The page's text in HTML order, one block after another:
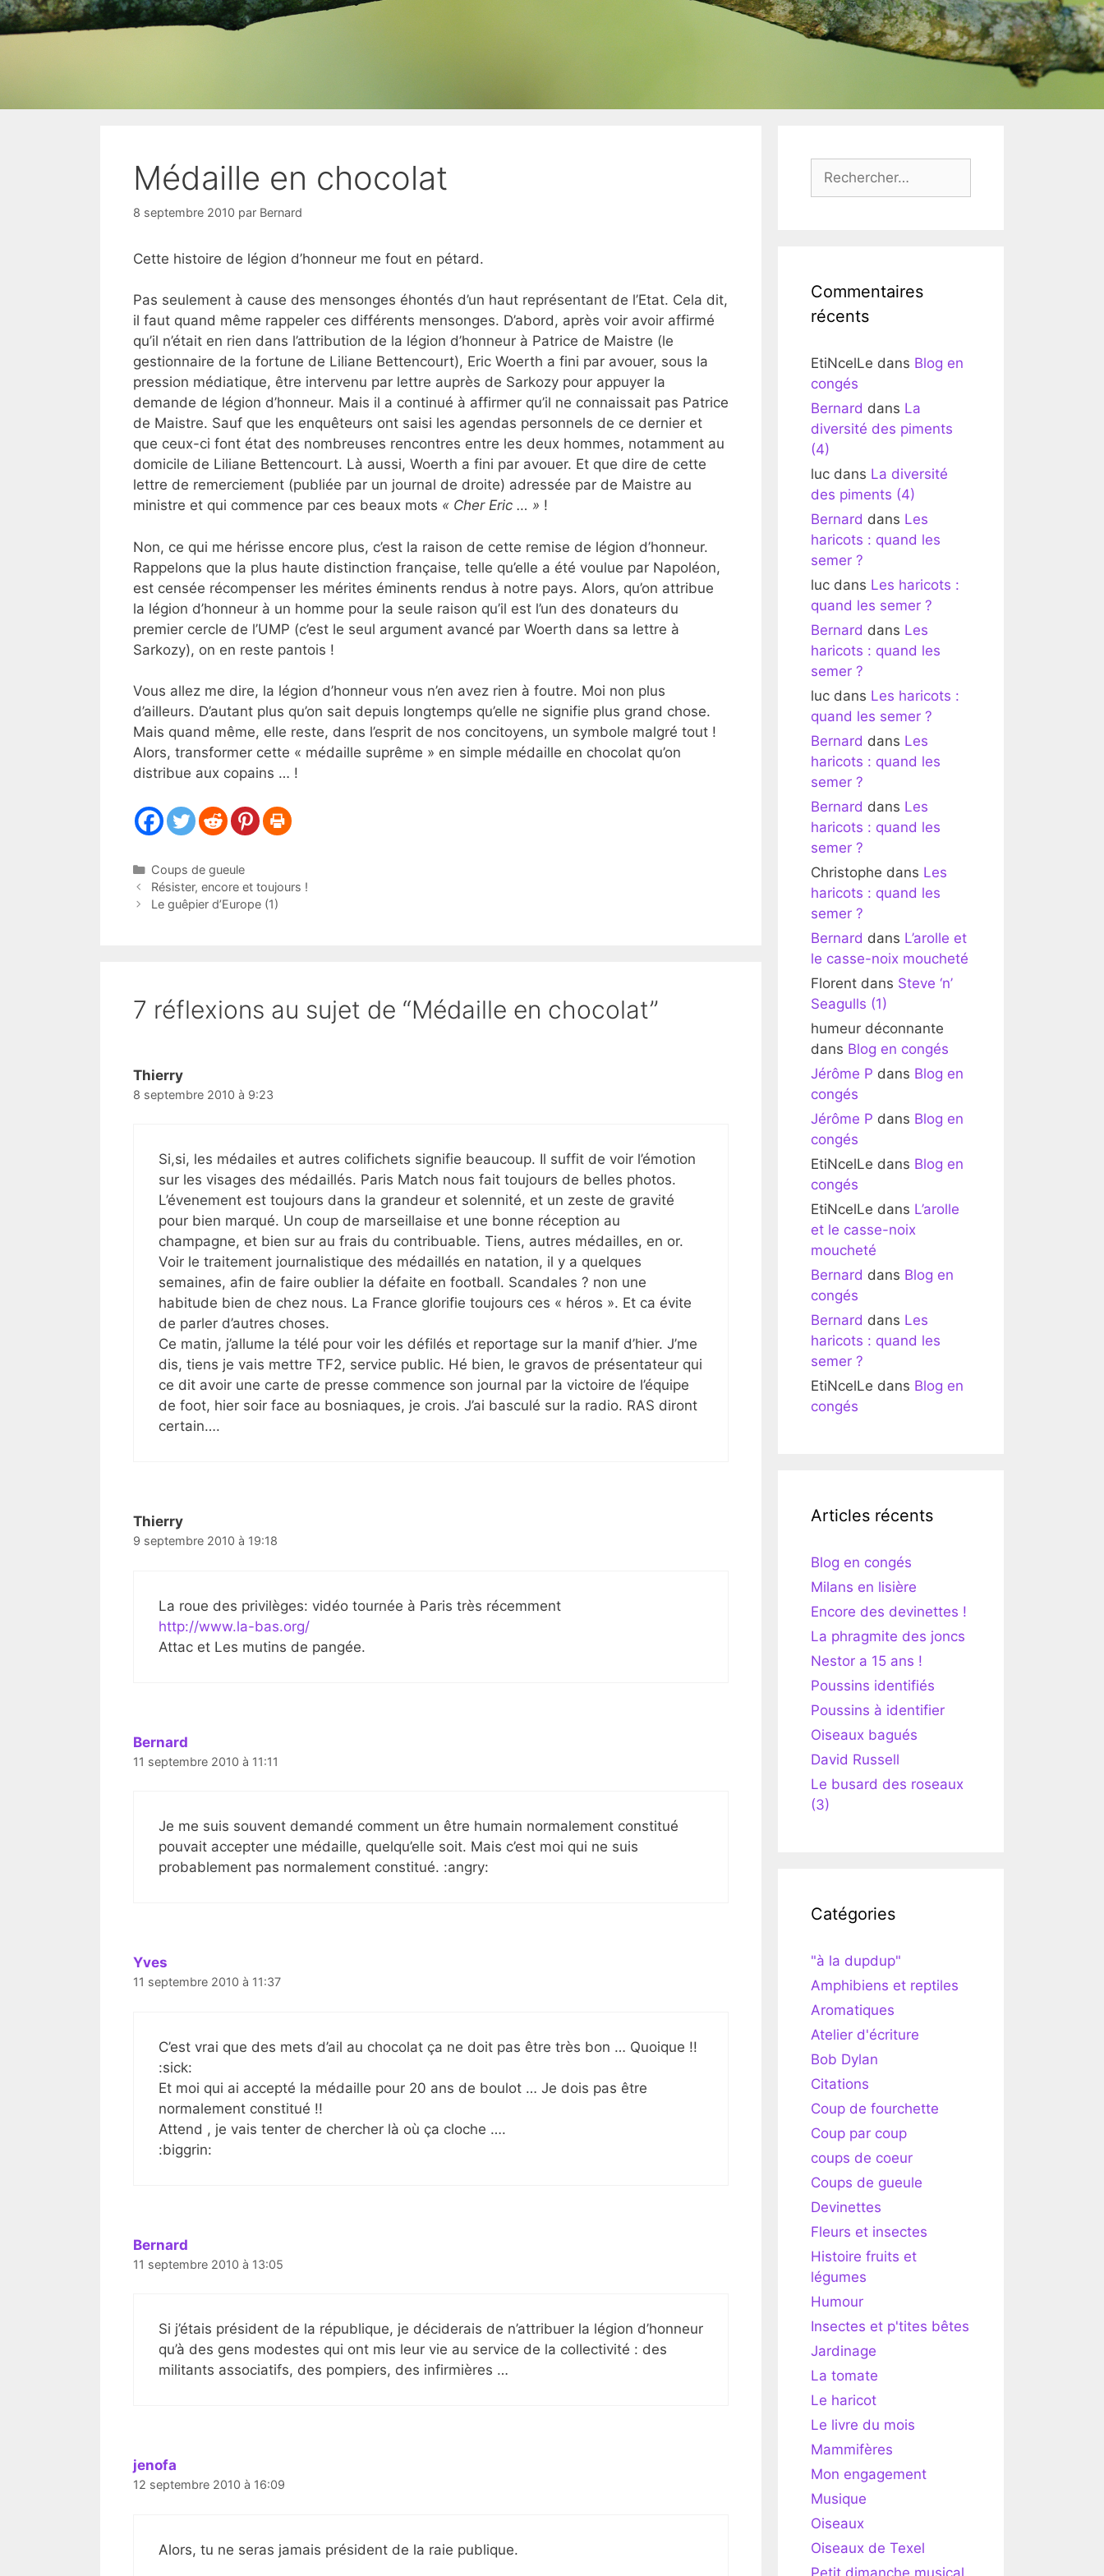
Médaille en chocolat
8 septembre 2010 par Bernard
Cette histoire de légion d’honneur me fout en pétard.
Pas seulement à cause des mensonges éhontés d’un haut représentant de l’Etat. Cela dit,
il faut quand même rappeler ces différents mensonges. D’abord, après voir avoir affirmé
qu’il n’était en rien dans l’attribution de la légion d’honneur à Patrice de Maistre (le
gestionnaire de la fortune de Liliane Bettencourt), Eric Woerth a fini par avouer, sous la
pression médiatique, être intervenu par lettre auprès de Sarkozy pour appuyer la
demande de légion d’honneur. Mais il a continué à affirmer qu’il ne connaissait pas Patrice
de Maistre. Sauf que les enquêteurs ont saisi les agendas personnels de ce dernier et
que ceux-ci font état des nombreuses rencontres entre les deux hommes, notamment au
domicile de Liliane Bettencourt. Là aussi, Woerth a fini par avouer. Et que dire de cette
lettre de remerciement (publiée par un journal de droite) adressée par de Maistre au
ministre et qui commence par ces beaux mots « Cher Eric … » !
Non, ce qui me hérisse encore plus, c’est la raison de cette remise de légion d’honneur.
Rappelons que la plus haute distinction française, telle qu’elle a été voulue par Napoléon,
est censée récompenser les mérites éminents rendus à notre pays. Alors, qu’on attribue
la légion d’honneur à un homme pour la seule raison qu’il est l’un des donateurs du
premier cercle de l’UMP (c’est le seul argument avancé par Woerth dans sa lettre à
Sarkozy), on en reste pantois !
Vous allez me dire, la légion d’honneur vous n’en avez rien à foutre. Moi non plus
d’ailleurs. D’autant plus qu’on sait depuis longtemps qu’elle ne signifie plus grand chose.
Mais quand même, elle reste, dans l’esprit de nos concitoyens, un symbole malgré tout !
Alors, transformer cette « médaille suprême » en simple médaille en chocolat qu’on
distribue aux copains … !
Catégories
Coups de gueule
Résister, encore et toujours !
Le guêpier d’Europe (1)
7 réflexions au sujet de “Médaille en chocolat”
Thierry
8 septembre 2010 à 9:23
Si,si, les médailes et autres colifichets signifie beaucoup. Il suffit de voir l’émotion
sur les visages des médaillés. Paris Match nous fait toujours de belles photos.
L’évenement est toujours dans la grandeur et solennité, et un zeste de gravité
pour bien marqué. Un coup de marseillaise et une bonne réception au
champagne, et bien sur au frais du contribuable. Tiens, autres médailles, en or.
Voir le traitement journalistique des médaillés en natation, il y a quelques
semaines, afin de faire oublier la défaite en football. Scandales ? non une
habitude bien de chez nous. La France glorifie toujours ces « héros ». Et ca évite
de parler d’autres choses.
Ce matin, j’allume la télé pour voir les défilés et reportage sur la manif d’hier. J’me
dis, tiens je vais mettre TF2, service public. Hé bien, le gravos de présentateur qui
ce dit avoir une carte de presse commence son journal par la victoire de l’équipe
de foot, hier soir face au bosniaques, je crois. J’ai basculé sur la radio. RAS diront
certain….
Thierry
9 septembre 2010 à 19:18
La roue des privilèges: vidéo tournée à Paris très récemment
http://www.la-bas.org/
Attac et Les mutins de pangée.
Bernard
11 septembre 2010 à 11:11
Je me suis souvent demandé comment un être humain normalement constitué
pouvait accepter une médaille, quelqu’elle soit. Mais c’est moi qui ne suis
probablement pas normalement constitué. :angry:
Yves
11 septembre 2010 à 11:37
C’est vrai que des mets d’ail au chocolat ça ne doit pas être très bon … Quoique !!
:sick:
Et moi qui ai accepté la médaille pour 20 ans de boulot … Je dois pas être
normalement constitué !!
Attend , je vais tenter de chercher là où ça cloche ….
:biggrin:
Bernard
11 septembre 2010 à 13:05
Si j’étais président de la république, je déciderais de n’attribuer la légion d’honneur
qu’à des gens modestes qui ont mis leur vie au service de la collectivité : des
militants associatifs, des pompiers, des infirmières …
jenofa
12 septembre 2010 à 16:09
Alors, tu ne seras jamais président de la raie publique.
Commentaires
récents
EtiNcelLe dans Blog en
congés
Bernard dans La
diversité des piments
(4)
luc dans La diversité
des piments (4)
Bernard dans Les
haricots : quand les
semer ?
luc dans Les haricots :
quand les semer ?
Bernard dans Les
haricots : quand les
semer ?
luc dans Les haricots :
quand les semer ?
Bernard dans Les
haricots : quand les
semer ?
Bernard dans Les
haricots : quand les
semer ?
Christophe dans Les
haricots : quand les
semer ?
Bernard dans L’arolle et
le casse-noix moucheté
Florent dans Steve ‘n’
Seagulls (1)
humeur déconnante
dans Blog en congés
Jérôme P dans Blog en
congés
Jérôme P dans Blog en
congés
EtiNcelLe dans Blog en
congés
EtiNcelLe dans L’arolle
et le casse-noix
moucheté
Bernard dans Blog en
congés
Bernard dans Les
haricots : quand les
semer ?
EtiNcelLe dans Blog en
congés
Articles récents
Blog en congés
Milans en lisière
Encore des devinettes !
La phragmite des joncs
Nestor a 15 ans !
Poussins identifiés
Poussins à identifier
Oiseaux bagués
David Russell
Le busard des roseaux
(3)
Catégories
"à la dupdup"
Amphibiens et reptiles
Aromatiques
Atelier d'écriture
Bob Dylan
Citations
Coup de fourchette
Coup par coup
coups de coeur
Coups de gueule
Devinettes
Fleurs et insectes
Histoire fruits et
légumes
Humour
Insectes et p'tites bêtes
Jardinage
La tomate
Le haricot
Le livre du mois
Mammifères
Mon engagement
Musique
Oiseaux
Oiseaux de Texel
Petit dimanche musical